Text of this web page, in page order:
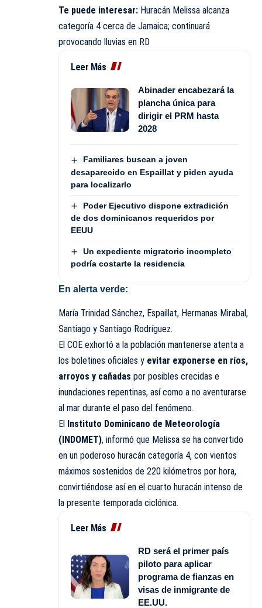
Te puede interesar: Huracán Melissa alcanza
categoría 4 cerca de Jamaica; continuará
provocando lluvias en RD
Leer Más
Abinader encabezará la
plancha única para
dirigir el PRM hasta
2028
Familiares buscan a joven
desaparecido en Espaillat y piden ayuda
para localizarlo
Poder Ejecutivo dispone extradición
de dos dominicanos requeridos por
EEUU
Un expediente migratorio incompleto
podría costarte la residencia
En alerta verde:
María Trinidad Sánchez, Espaillat, Hermanas Mirabal,
Santiago y Santiago Rodríguez.
El COE exhortó a la población mantenerse atenta a
los boletines oficiales y evitar exponerse en ríos,
arroyos y cañadas por posibles crecidas e
inundaciones repentinas, así como a no aventurarse
al mar durante el paso del fenómeno.
El Instituto Dominicano de Meteorología
(INDOMET), informó que Melissa se ha convertido
en un poderoso huracán categoría 4, con vientos
máximos sostenidos de 220 kilómetros por hora,
convirtiéndose así en el cuarto huracán intenso de
la presente temporada ciclónica.
Leer Más
RD será el primer país
piloto para aplicar
programa de fianzas en
visas de inmigrante de
EE.UU.